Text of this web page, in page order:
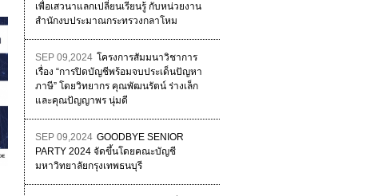
เพื่อเสวนาแลกเปลี่ยนเรียนรู้ กับหน่วยงาน
สำนักงบประมาณกระทรวงกลาโหม
SEP 09,2024 โครงการสัมมนาวิชาการ
เรื่อง “การปิดบัญชีพร้อมจบประเด็นปัญหา
ภาษี” โดยวิทยากร คุณพัฒนรัตน์ ร่างเล็ก
และคุณปัญญาพร นุ่มดี
SEP 09,2024 GOODBYE SENIOR
PARTY 2024 จัดขึ้นโดยคณะบัญชี
มหาวิทยาลัยกรุงเทพธนบุรี